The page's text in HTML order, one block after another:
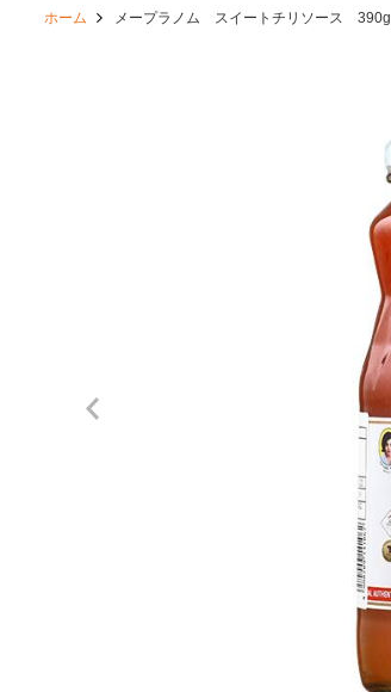
ホーム メープラノム スイートチリソース 390g